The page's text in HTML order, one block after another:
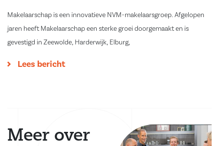
Makelaarschap is een innovatieve NVM-makelaarsgroep. Afgelopen
jaren heeft Makelaarschap een sterke groei doorgemaakt en is
gevestigd in Zeewolde, Harderwijk, Elburg,
Lees bericht
Meer over